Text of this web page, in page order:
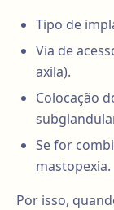
Tipo de
Via de
axila).
Colocação
Se for
mastopexia.
Por isso,